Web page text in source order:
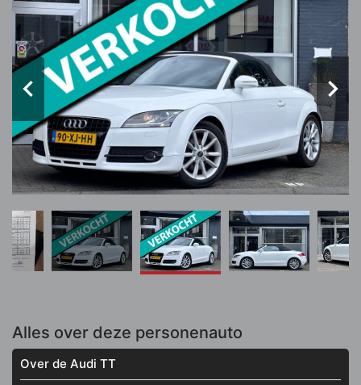
Alles over deze personenauto
Over de Audi TT